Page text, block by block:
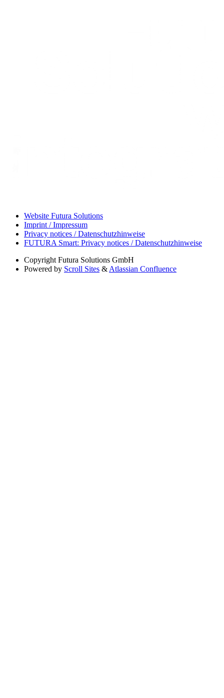
Website Futura Solutions
Imprint / Impressum
Privacy notices / Datenschutzhinweise
FUTURA Smart: Privacy notices / Datenschutzhinweise
Copyright Futura Solutions GmbH
Powered by Scroll Sites & Atlassian Confluence